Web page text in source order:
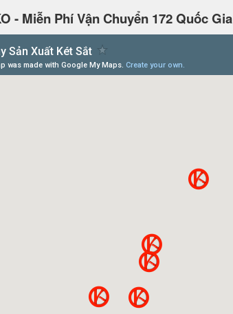
- Miễn Phí Vận Chuyển 172 Quốc Gia